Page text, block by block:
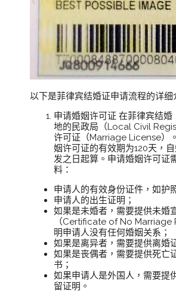
以下是菲律宾结婚证申请流程的详细
申请婚姻许可证 在菲律宾结婚
地的民政局（Local Civil
许可证（Marriage License）
姻许可证的有效期为120天，
发之日起算。申请婚姻许可证
料：
申请人的有效身份证件，如护
申请人的出生证明；
如果是未婚者，需要提供未婚
（Certificate of No Marriage
明申请人没有任何婚姻关系；
如果是离异者，需要提供离婚
如果是丧偶者，需要提供死亡
书；
如果申请人是外国人，需要提
留证明。